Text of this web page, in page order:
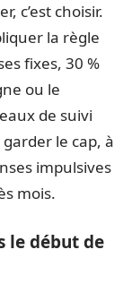
c’est choisir.
la règle
fixes, 30 %
ou le
de suivi
le cap, à
impulsives
mois.
le début de